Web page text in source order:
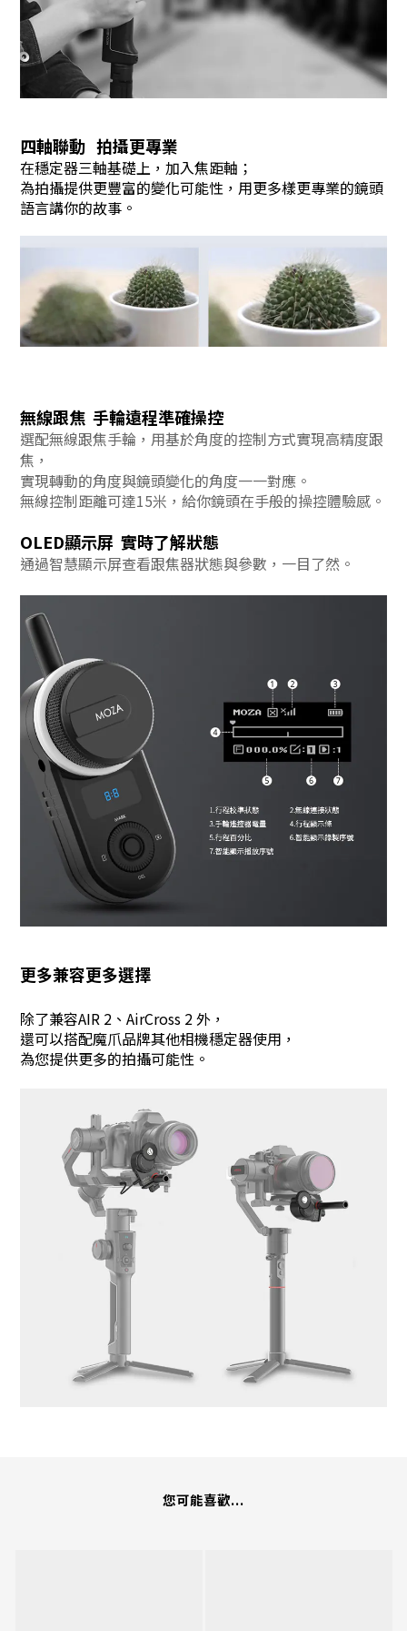
四軸聯動 拍攝更專業
在穩定器三軸基礎上，加入焦距軸；
為拍攝提供更豐富的變化可能性，用更多樣更專業的鏡頭
語言講你的故事。
無線跟焦 手輪遠程準確操控
選配無線跟焦手輪，用基於角度的控制方式實現高精度跟
焦，
實現轉動的角度與鏡頭變化的角度一一對應。
無線控制距離可達15米，給你鏡頭在手般的操控體驗感。
OLED顯示屏 實時了解狀態
通過智慧顯示屏查看跟焦器狀態與參數，一目了然。
更多兼容更多選擇
除了兼容AIR 2、AirCross 2 外，
還可以搭配魔爪品牌其他相機穩定器使用，
為您提供更多的拍攝可能性。
您可能喜歡...